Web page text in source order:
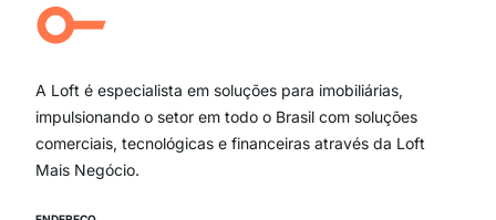
Campo Belo
Ipiranga
Paraíso
Itaim Bibi
A Loft é especialista em soluções para imobiliárias,
impulsionando o setor em todo o Brasil com soluções
comerciais, tecnológicas e financeiras através da Loft
Mais Negócio.